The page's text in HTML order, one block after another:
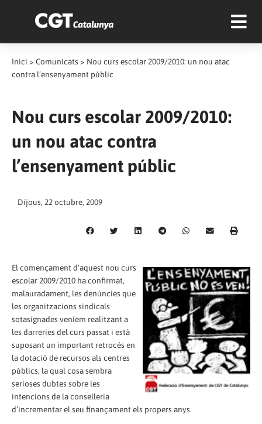
Inici > Comunicats > Nou curs escolar 2009/2010: un nou atac
contra l’ensenyament públic
Nou curs escolar 2009/2010:
un nou atac contra
l’ensenyament públic
Dijous, 22 octubre, 2009
El començament d’aquest nou curs
escolar 2009/2010 ha confirmat,
malauradament, les denúncies que
les organitzacions sindicals
sotasignades veníem realitzant a
les darreries del curs passat i està
suposant un important retrocés en
la dotació de recursos als centres
públics, la qual cosa sembra
serioses dubtes sobre les
intencions de la conselleria
d’incrementar el seu finançament els propers anys.